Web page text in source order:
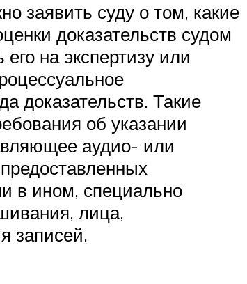
заявить суду о том, какие
доказательств судом
на экспертизу или
доказательств. Такие
об указании
аудио- или
в ином, специально
лица,
записей.